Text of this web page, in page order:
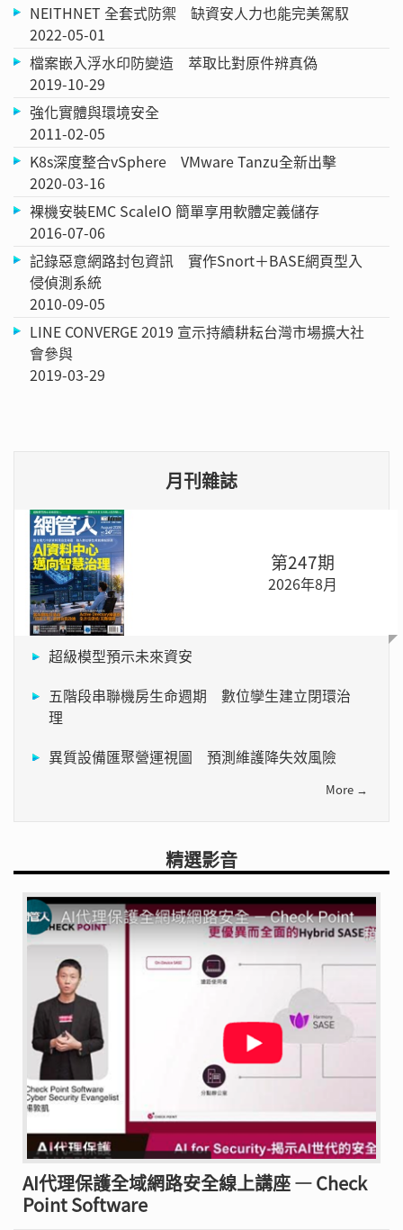
NEITHNET 全套式防禦 缺資安人力也能完美駕馭
2022-05-01
檔案嵌入浮水印防變造 萃取比對原件辨真偽
2019-10-29
強化實體與環境安全
2011-02-05
K8s深度整合vSphere VMware Tanzu全新出擊
2020-03-16
裸機安裝EMC ScaleIO 簡單享用軟體定義儲存
2016-07-06
記錄惡意網路封包資訊 實作Snort＋BASE網頁型入
侵偵測系統
2010-09-05
LINE CONVERGE 2019 宣示持續耕耘台灣市場擴大社
會參與
2019-03-29
月刊雜誌
第247期
2026年8月
超級模型預示未來資安
五階段串聯機房生命週期 數位孿生建立閉環治
理
異質設備匯聚營運視圖 預測維護降失效風險
More →
精選影音
AI代理保護全域網路安全線上講座 — Check
Point Software